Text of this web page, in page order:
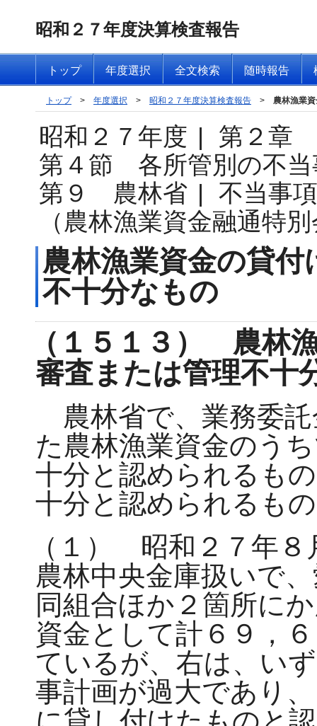
昭和２７年度決算検査報告
トップ 年度選択 全文検索 随時報告
トップ > 年度選択 > 昭和２７年度決算検査報告 > 農林漁業
昭和２７年度 |
第２章
第４節 各所管別の不当
第９ 農林省 |
不当事
（農林漁業資金融通特
農林漁業資金の貸
不十分なもの
（１５１３） 農林
審査または管理不十
農林省で、業務委
た農林漁業資金のう
十分と認められるも
十分と認められるも
（１） 昭和２７年
農林中央金庫扱いで
同組合ほか２箇所に
資金として計６９，
ているが、右は、い
事計画が過大であり